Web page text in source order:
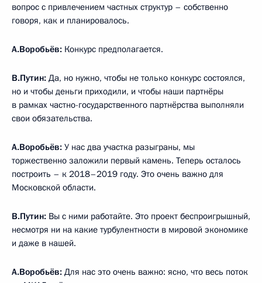
вопрос с привлечением частных структур – собственно
говоря, как и планировалось.
А.Воробьёв: Конкурс предполагается.
В.Путин: Да, но нужно, чтобы не только конкурс состоялся,
но и чтобы деньги приходили, и чтобы наши партнёры
в рамках частно-государственного партнёрства выполняли
свои обязательства.
А.Воробьёв: У нас два участка разыграны, мы
торжественно заложили первый камень. Теперь осталось
построить – к 2018–2019 году. Это очень важно для
Московской области.
В.Путин: Вы с ними работайте. Это проект беспроигрышный,
несмотря ни на какие турбулентности в мировой экономике
и даже в нашей.
А.Воробьёв: Для нас это очень важно: ясно, что весь поток